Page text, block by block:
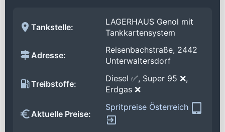
Tankstelle:
LAGERHAUS Genol mit
Tankkartensystem
Adresse:
Reisenbachstraße, 2442
Unterwaltersdorf
Treibstoffe:
Diesel ✅, Super 95 ❌,
Erdgas ❌
Aktuelle Preise:
Spritpreise Österreich